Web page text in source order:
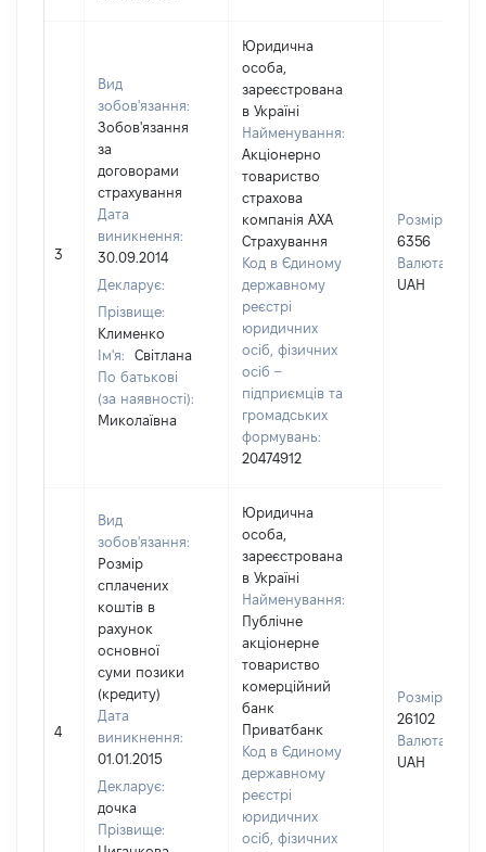
3
Вид
зобов'язання:
Зобов'язання
за
договорами
страхування
Дата
виникнення:
30.09.2014
Декларує:
Прізвище:
Клименко
Ім'я:
Світлана
По батькові
(за наявності):
Миколаївна
Юридична
особа,
зареєстрована
в Україні
Найменування:
Акціонерно
товариство
страхова
компанія АХА
Страхування
Код в Єдиному
державному
реєстрі
юридичних
осіб, фізичних
осіб –
підприємців та
громадських
формувань:
20474912
Розмір:
6356
Валюта:
UAH
4
Вид
зобов'язання:
Розмір
сплачених
коштів в
рахунок
основної
суми позики
(кредиту)
Дата
виникнення:
01.01.2015
Декларує:
дочка
Прізвище:
Юридична
особа,
зареєстрована
в Україні
Найменування:
Публічне
акціонерне
товариство
комерційний
банк
Приватбанк
Код в Єдиному
державному
реєстрі
юридичних
осіб, фізичних
Розмір:
26102
Валюта:
UAH